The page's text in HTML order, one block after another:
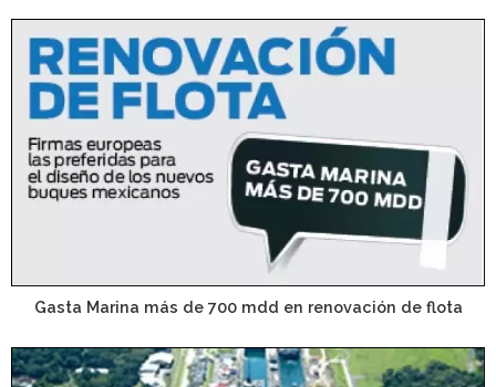
Gasta Marina más de 700 mdd en renovación de flota